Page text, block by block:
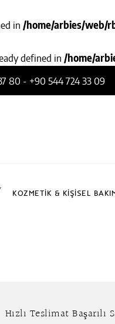
in /home/arbies/web/
defined in /home/
80 - +90 544 724 33 09
KOZMETIK & KIŞISEL
Hızlı Teslimat